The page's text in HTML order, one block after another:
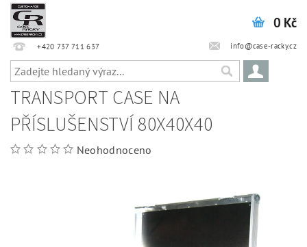
+420 737 711 637 info@case-racky.cz
0 Kč
TRANSPORT CASE NA
PŘÍSLUŠENSTVÍ 80X40X40
Neohodnoceno